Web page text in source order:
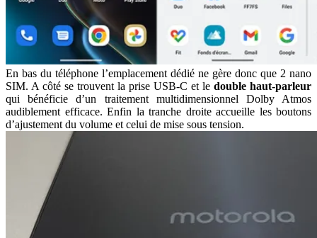
En bas du téléphone l’emplacement dédié ne gère donc que 2 nano
SIM. A côté se trouvent la prise USB-C et le double haut-parleur
qui bénéficie d’un traitement multidimensionnel Dolby Atmos
audiblement efficace. Enfin la tranche droite accueille les boutons
d’ajustement du volume et celui de mise sous tension.